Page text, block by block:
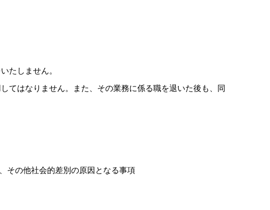
たしません。
てはなりません。また、その業務に係る職を退いた後も、同
その他社会的差別の原因となる事項